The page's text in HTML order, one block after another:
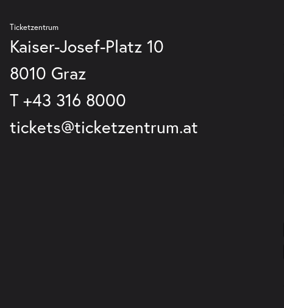
Ticketzentrum
Kaiser-Josef-Platz 10
8010 Graz
T +43 316 8000
tickets@ticketzentrum.at